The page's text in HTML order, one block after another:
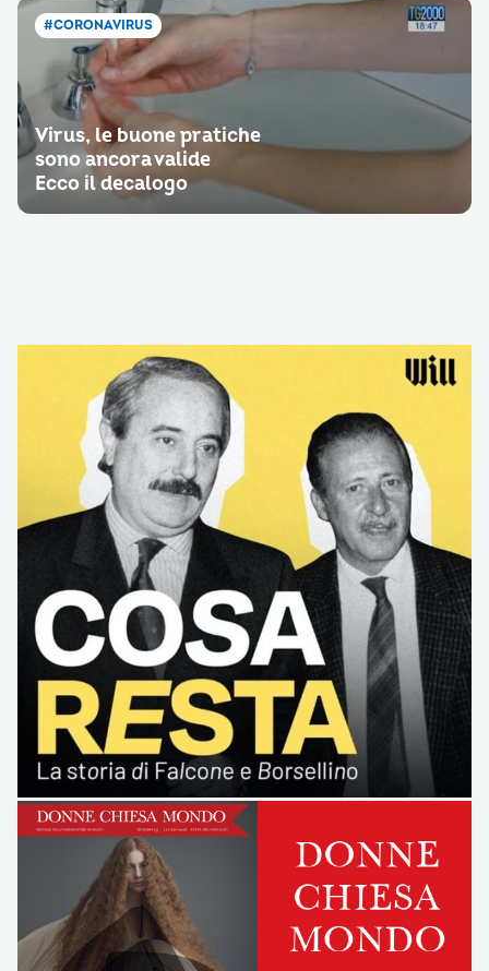
#CORONAVIRUS
Virus, le buone pratiche
sono ancora valide
Ecco il decalogo